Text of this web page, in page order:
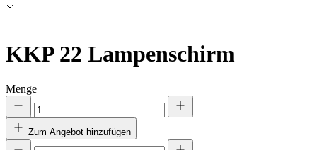
KKP 22 Lampenschirm
Menge
Zum Angebot hinzufügen
Meine Einstellungen speichern